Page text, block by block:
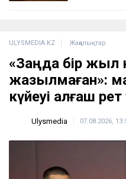
министріне
дейін
ULYSMEDIA.KZ